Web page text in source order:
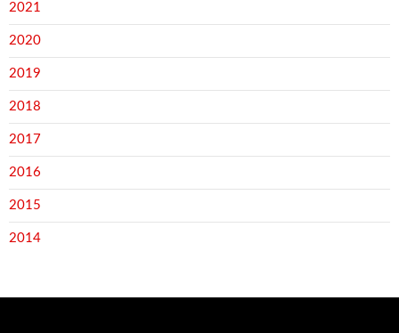
2021
2020
2019
2018
2017
2016
2015
2014